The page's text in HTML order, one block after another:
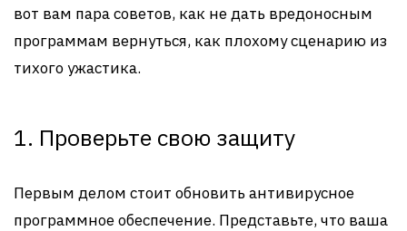
вот вам пара советов, как не дать вредоносным
программам вернуться, как плохому сценарию из
тихого ужастика.
1. Проверьте свою защиту
Первым делом стоит обновить антивирусное
программное обеспечение. Представьте, что ваша